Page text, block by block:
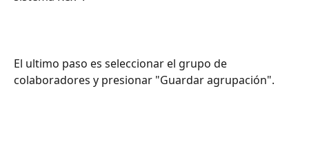
El ultimo paso es seleccionar el grupo de
colaboradores y presionar "Guardar agrupación".